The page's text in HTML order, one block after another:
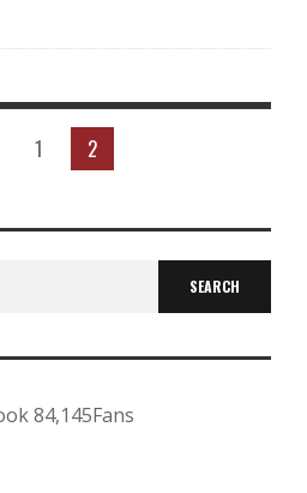
1 2
84,145Fans